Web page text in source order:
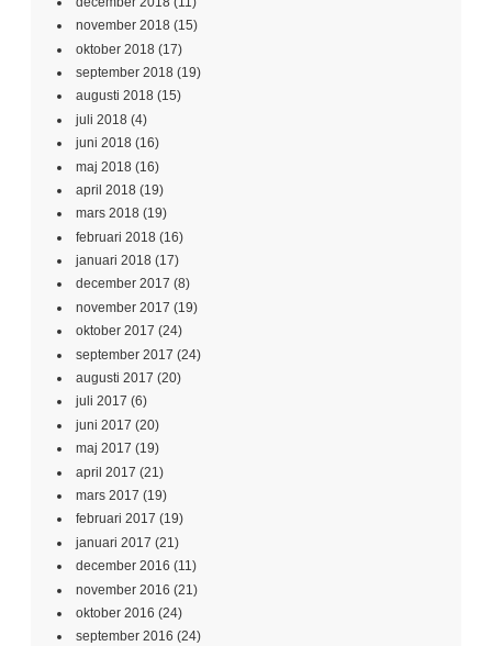
november 2018 (15)
oktober 2018 (17)
september 2018 (19)
augusti 2018 (15)
juli 2018 (4)
juni 2018 (16)
maj 2018 (16)
april 2018 (19)
mars 2018 (19)
februari 2018 (16)
januari 2018 (17)
december 2017 (8)
november 2017 (19)
oktober 2017 (24)
september 2017 (24)
augusti 2017 (20)
juli 2017 (6)
juni 2017 (20)
maj 2017 (19)
april 2017 (21)
mars 2017 (19)
februari 2017 (19)
januari 2017 (21)
december 2016 (11)
november 2016 (21)
oktober 2016 (24)
september 2016 (24)